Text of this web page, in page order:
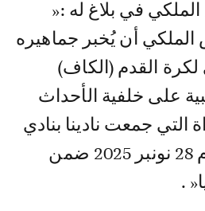
أن يُخبر جماهيره
لكرة القدم (الكاف)
على خلفية الأحداث
التي جمعت نادينا بنادي
الأهلي المصري يوم 28 نونبر 2025 ضمن
.